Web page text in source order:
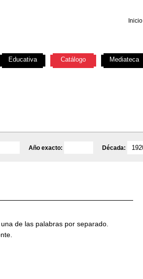
Inicio
Año exacto: Década:
de las palabras por separado.
Educativa Catálogo Mediateca